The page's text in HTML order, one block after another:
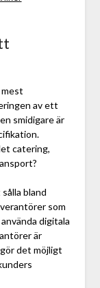
av ett
smidigare är
catering,
bland
som
digitala
är
det möjligt